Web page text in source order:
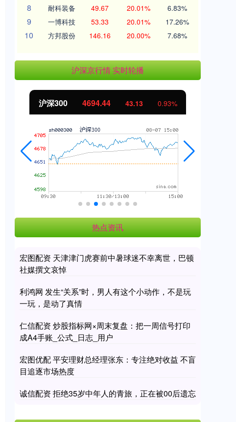
8 耐科装备 49.67 20.01% 6.83%
9 一博科技 53.33 20.01% 17.26%
10 方邦股份 146.16 20.00% 7.68%
沪深京行情 实时轮播
4694.44 43.13 0.93% 北证50
热点资讯
宏图配资 天津津门虎赛前中暑球迷不幸离世，巴顿
社媒撰文哀悼
利鸿网 发生“关系”时，男人有这个小动作，不是玩
一玩，是动了真情
仁信配资 炒股指标网×周末复盘：把一周信号打印
成A4手账_公式_日志_用户
宏图优配 平安理财总经理张东：专注绝对收益 不盲
目追逐市场热度
诚信配资 拒绝35岁中年人的青旅，正在被00后遗忘